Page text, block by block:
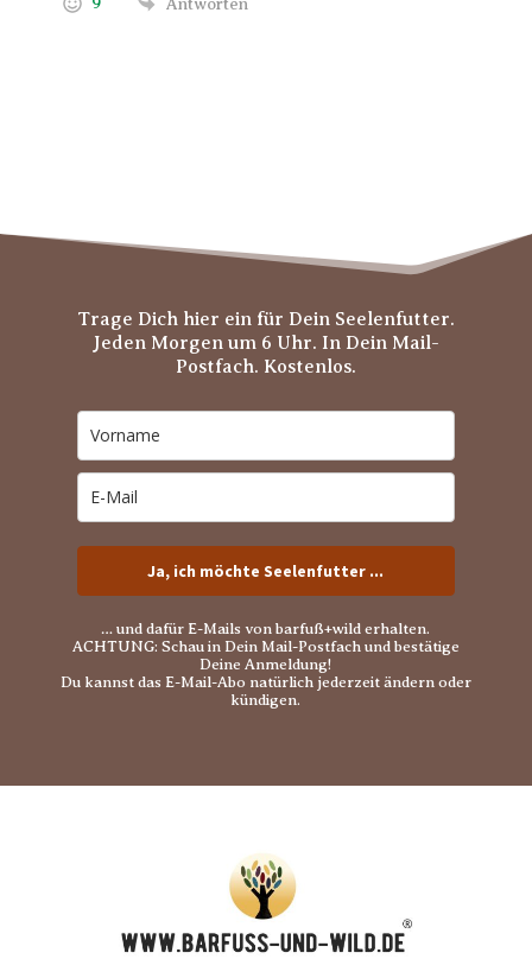
Antworten
Trage Dich hier ein für Dein Seelenfutter.
Jeden Morgen um 6 Uhr. In Dein Mail-
Postfach. Kostenlos.
Ja, ich möchte Seelenfutter ...
… und dafür E-Mails von barfuß+wild erhalten.
ACHTUNG: Schau in Dein Mail-Postfach und bestätige
Deine Anmeldung!
Du kannst das E-Mail-Abo natürlich jederzeit ändern oder
kündigen.